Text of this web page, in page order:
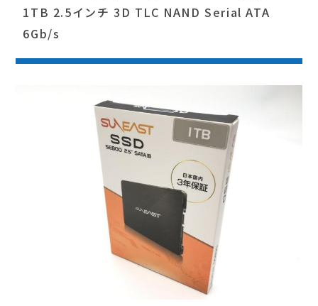
1TB 2.5インチ 3D TLC NAND Serial ATA
6Gb/s